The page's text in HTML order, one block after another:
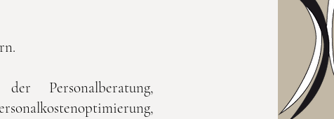
Personalberatung,